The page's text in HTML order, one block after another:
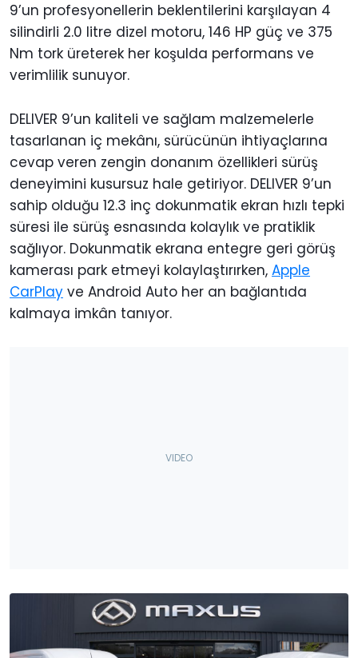
9’un profesyonellerin beklentilerini karşılayan 4
silindirli 2.0 litre dizel motoru, 146 HP güç ve 375
Nm tork üreterek her koşulda performans ve
verimlilik sunuyor.
DELIVER 9’un kaliteli ve sağlam malzemelerle
tasarlanan iç mekânı, sürücünün ihtiyaçlarına
cevap veren zengin donanım özellikleri sürüş
deneyimini kusursuz hale getiriyor. DELIVER 9’un
sahip olduğu 12.3 inç dokunmatik ekran hızlı tepki
süresi ile sürüş esnasında kolaylık ve pratiklik
sağlıyor. Dokunmatik ekrana entegre geri görüş
kamerası park etmeyi kolaylaştırırken, Apple
CarPlay ve Android Auto her an bağlantıda
kalmaya imkân tanıyor.